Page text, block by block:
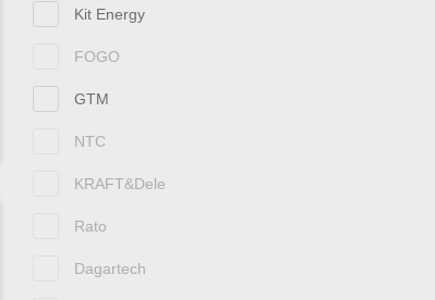
Kit Energy
FOGO
GTM
NTC
KRAFT&Dele
Rato
Dagartech